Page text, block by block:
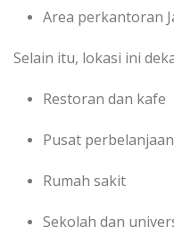
Area perkantoran
Selain itu, lokasi ini
Restoran dan kafe
Pusat perbelanjaan
Rumah sakit
Sekolah dan